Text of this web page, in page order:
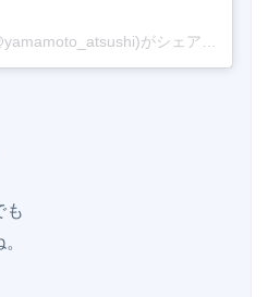
がシェアした投稿 -
も